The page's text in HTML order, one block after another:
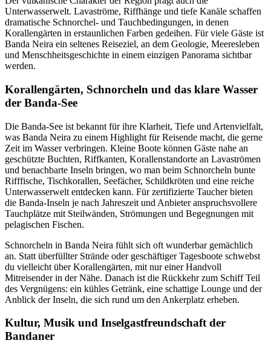
Unterwasserwelt. Lavaströme, Riffhänge und tiefe Kanäle schaffen
dramatische Schnorchel- und Tauchbedingungen, in denen
Korallengärten in erstaunlichen Farben gedeihen. Für viele Gäste ist
Banda Neira ein seltenes Reiseziel, an dem Geologie, Meeresleben
und Menschheitsgeschichte in einem einzigen Panorama sichtbar
werden.
Korallengärten, Schnorcheln und das klare Wasser
der Banda-See
Die Banda-See ist bekannt für ihre Klarheit, Tiefe und Artenvielfalt,
was Banda Neira zu einem Highlight für Reisende macht, die gerne
Zeit im Wasser verbringen. Kleine Boote können Gäste nahe an
geschützte Buchten, Riffkanten, Korallenstandorte an Lavaströmen
und benachbarte Inseln bringen, wo man beim Schnorcheln bunte
Rifffische, Tischkorallen, Seefächer, Schildkröten und eine reiche
Unterwasserwelt entdecken kann. Für zertifizierte Taucher bieten
die Banda-Inseln je nach Jahreszeit und Anbieter anspruchsvollere
Tauchplätze mit Steilwänden, Strömungen und Begegnungen mit
pelagischen Fischen.
Schnorcheln in Banda Neira fühlt sich oft wunderbar gemächlich
an. Statt überfüllter Strände oder geschäftiger Tagesboote schwebst
du vielleicht über Korallengärten, mit nur einer Handvoll
Mitreisender in der Nähe. Danach ist die Rückkehr zum Schiff Teil
des Vergnügens: ein kühles Getränk, eine schattige Lounge und der
Anblick der Inseln, die sich rund um den Ankerplatz erheben.
Kultur, Musik und Inselgastfreundschaft der
Bandaner